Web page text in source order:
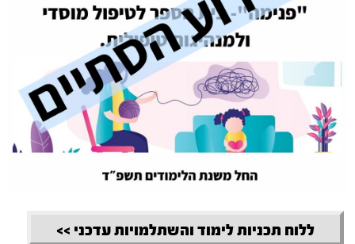
ללוח תכניות לימוד והשתלמויות עדכני >>